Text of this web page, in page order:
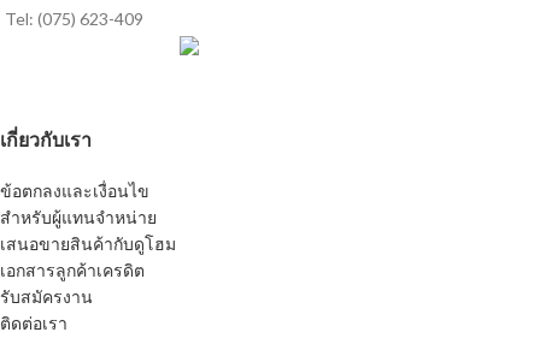
Tel: (075) 623-409
เกี่ยวกับเรา
ข้อตกลงและเงื่อนไข
สำหรับผู้แทนจำหน่าย
เสนอขายสินค้ากับดูโฮม
เอกสารลูกค้าเครดิต
รับสมัครงาน
ติดต่อเรา